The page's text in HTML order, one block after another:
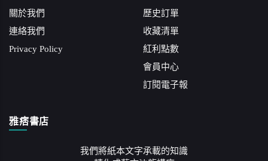
關於我們
連絡我們
Privacy Policy
歷史訂單
收藏清單
紅利點數
會員中心
訂閱電子報
雅痞書店
我們將紙本文字承載的知識